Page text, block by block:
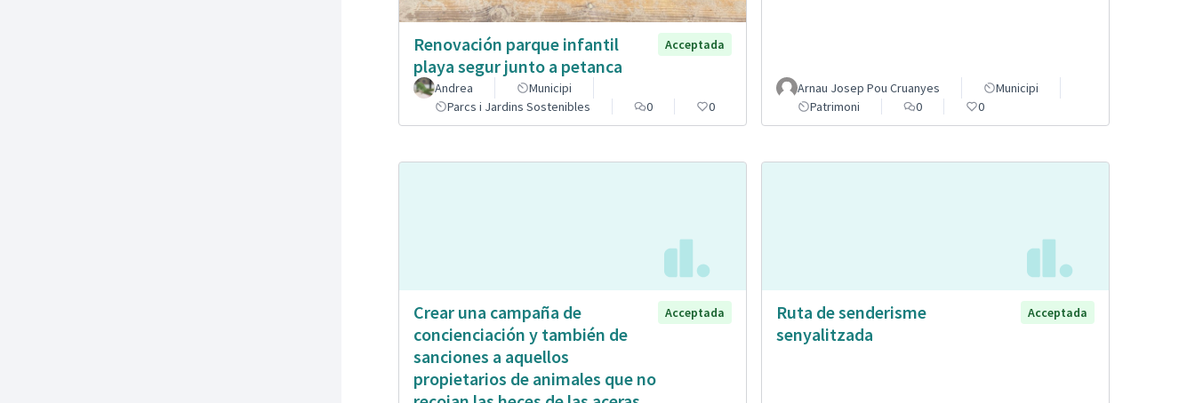
Renovación parque infantil
playa segur junto a petanca
Acceptada
Andrea
Municipi
Parcs i Jardins Sostenibles
0 0
Arnau Josep Pou Cruanyes
Municipi
Patrimoni
0 0
Crear una campaña de
concienciación y también de
sanciones a aquellos
propietarios de animales que no
Acceptada
Ruta de senderisme
senyalitzada
Acceptada